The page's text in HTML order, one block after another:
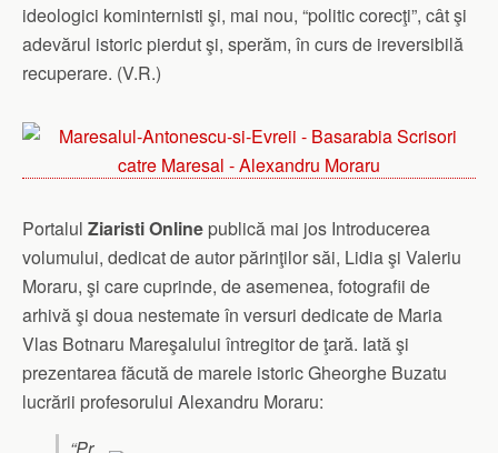
ideologici kominternisti şi, mai nou, “politic corecţi”, cât şi
adevărul istoric pierdut şi, sperăm, în curs de ireversibilă
recuperare. (V.R.)
Portalul Ziaristi Online publică mai jos Introducerea
volumului, dedicat de autor părinţilor săi, Lidia şi Valeriu
Moraru, şi care cuprinde, de asemenea, fotografii de
arhivă şi doua nestemate în versuri dedicate de Maria
Vlas Botnaru Mareşalului întregitor de ţară. Iată şi
prezentarea făcută de marele istoric Gheorghe Buzatu
lucrării profesorului Alexandru Moraru: